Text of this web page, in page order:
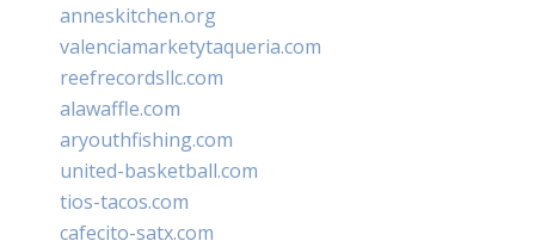
anneskitchen.org
valenciamarketytaqueria.com
reefrecordsllc.com
alawaffle.com
aryouthfishing.com
united-basketball.com
tios-tacos.com
cafecito-satx.com